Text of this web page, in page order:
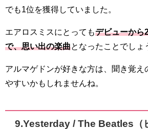
でも1位を獲得していました。
エアロスミスにとってもデビューから
で、思い出の楽曲となったことでしょ
アルマゲドンが好きな方は、聞き覚え
やすいかもしれませんね。
9.Yesterday / The Beatles（